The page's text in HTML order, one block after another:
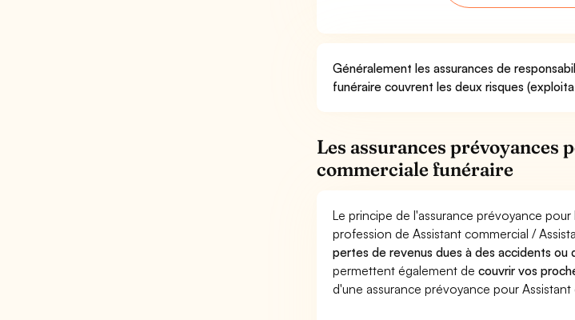
Généralement les assurances de
funéraire couvrent les deux risques
Les assurances
commerciale funéraire
Le principe de l'assurance prévoyance
profession de Assistant commercial /
pertes de revenus dues à des accidents ou
permettent également decouvrir vos
d'une assurance prévoyance pour